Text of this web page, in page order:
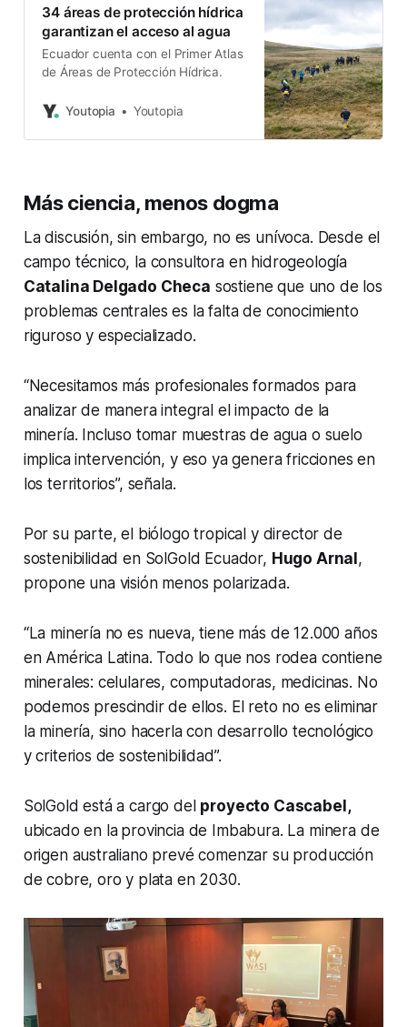
34 áreas de protección hídrica
garantizan el acceso al agua
Ecuador cuenta con el Primer Atlas
de Áreas de Protección Hídrica.
Youtopia Youtopia
Más ciencia, menos dogma
La discusión, sin embargo, no es unívoca. Desde el
campo técnico, la consultora en hidrogeología
Catalina Delgado Checa sostiene que uno de los
problemas centrales es la falta de conocimiento
riguroso y especializado.
“Necesitamos más profesionales formados para
analizar de manera integral el impacto de la
minería. Incluso tomar muestras de agua o suelo
implica intervención, y eso ya genera fricciones en
los territorios”, señala.
Por su parte, el biólogo tropical y director de
sostenibilidad en SolGold Ecuador, Hugo Arnal,
propone una visión menos polarizada.
“La minería no es nueva, tiene más de 12.000 años
en América Latina. Todo lo que nos rodea contiene
minerales: celulares, computadoras, medicinas. No
podemos prescindir de ellos. El reto no es eliminar
la minería, sino hacerla con desarrollo tecnológico
y criterios de sostenibilidad”.
SolGold está a cargo del proyecto Cascabel,
ubicado en la provincia de Imbabura. La minera de
origen australiano prevé comenzar su producción
de cobre, oro y plata en 2030.